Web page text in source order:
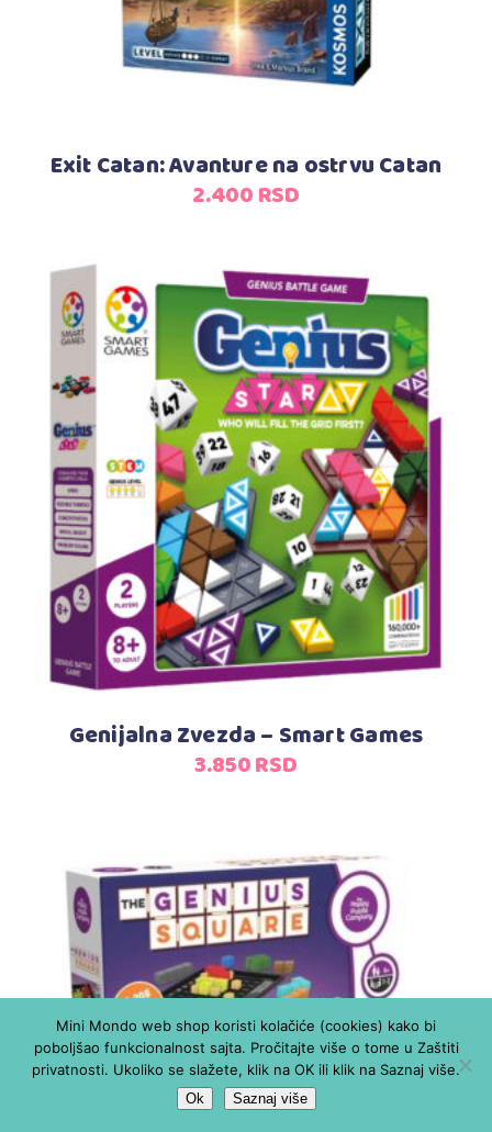
Exit Catan: Avanture na ostrvu Catan
2.400RSD
Dodaj u korpu
Genijalna Zvezda – Smart Games
3.850RSD
Dodaj u korpu
Mini Mondo web shop koristi kolačiće (cookies) kako bi
poboljšao funkcionalnost sajta. Pročitajte više o tome u Zaštiti
privatnosti. Ukoliko se slažete, klik na OK ili klik na Saznaj više.
Ok Saznaj više